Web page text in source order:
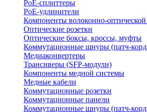
PoE-сплиттеры
PoE-удлинители
Компоненты волоконно-
Оптические розетки
Оптические боксы, кроссы, муфты
Коммутационные шнуры (патч-
Медиаконвертеры
Трансиверы (SFP-модули)
Компоненты медной системы
Медные кабели
Коммутационные розетки
Коммутационные панели
Коммутационные шнуры (патч-